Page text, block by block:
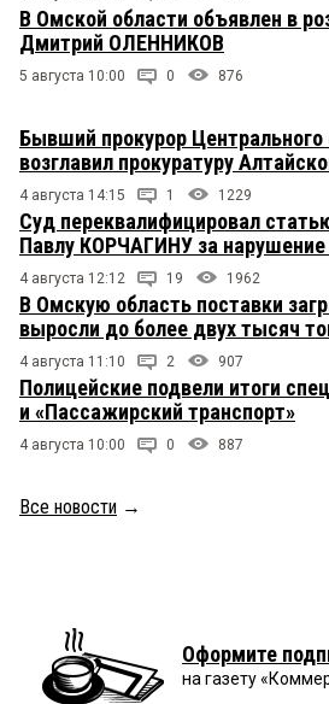
В Омской области объявлен в
Дмитрий ОЛЕННИКОВ
5 августа 10:00 0 876
Бывший прокурор Центрального
возглавил прокуратуру
4 августа 14:15 1 1229
Суд переквалифицировал
Павлу КОРЧАГИНУ за нарушение
4 августа 12:12 19 1962
В Омскую область поставки
выросли до более двух тысяч
4 августа 11:10 2 907
Полицейские подвели итоги
и «Пассажирский транспорт»
4 августа 10:00 0 887
Все новости →
Оформите
на газету